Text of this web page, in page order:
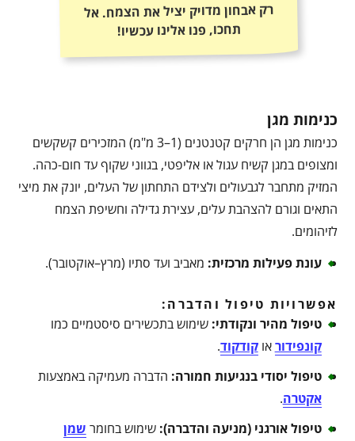
רק אבחון מדויק יציל את הצמח. אל
תחכו, פנו אלינו עכשיו!
כנימות מגן
כנימות מגן הן חרקים קטנטנים (1–3 מ"מ) המזכירים קשקשים
ומצופים במגן קשיח עגול או אליפטי, בגווני שקוף עד חום-כהה.
המזיק מתחבר לגבעולים ולצידם התחתון של העלים, יונק את מיצי
התאים וגורם להצהבת עלים, עצירת גדילה וחשיפת הצמח
לזיהומים.
עונת פעילות מרכזית: מאביב ועד סתיו (מרץ–אוקטובר).
אפשרויות טיפול והדברה:
טיפול מהיר ונקודתי: שימוש בתכשירים סיסטמיים כמו
קונפידוראוקודקוד.
טיפול יסודי בנגיעות חמורה: הדברה מעמיקה באמצעות
אקטרה.
טיפול אורגני (מניעה והדברה): שימוש בחומר שמן